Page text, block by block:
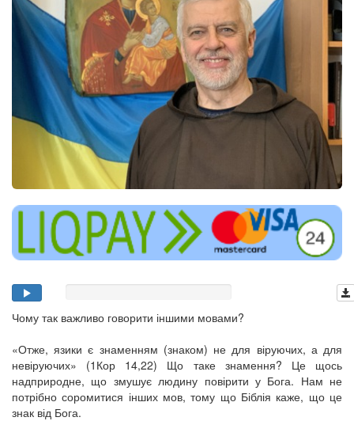
Чому так важливо говорити іншими мовами?
«Отже, язики є знаменням (знаком) не для віруючих, а для
невіруючих» (1Кор 14,22) Що таке знамення? Це щось
надприродне, що змушує людину повірити у Бога. Нам не
потрібно соромитися інших мов, тому що Біблія каже, що це
знак від Бога.